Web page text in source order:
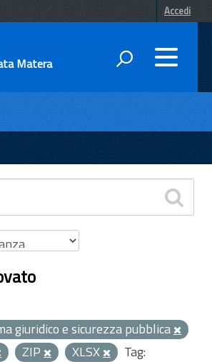
Accedi
Matera
giuridico e sicurezza pubblica
ZIP XLSX
Tag: